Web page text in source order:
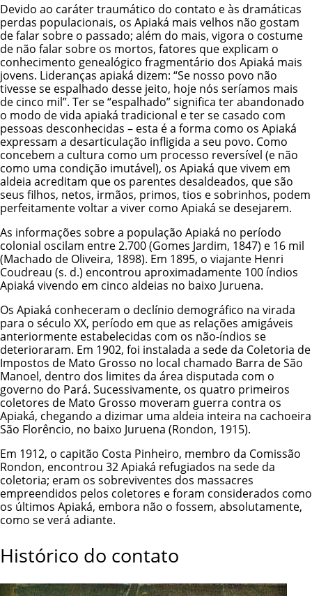
Devido ao caráter traumático do contato e às dramáticas
perdas populacionais, os Apiaká mais velhos não gostam
de falar sobre o passado; além do mais, vigora o costume
de não falar sobre os mortos, fatores que explicam o
conhecimento genealógico fragmentário dos Apiaká mais
jovens. Lideranças apiaká dizem: “Se nosso povo não
tivesse se espalhado desse jeito, hoje nós seríamos mais
de cinco mil”. Ter se “espalhado” significa ter abandonado
o modo de vida apiaká tradicional e ter se casado com
pessoas desconhecidas – esta é a forma como os Apiaká
expressam a desarticulação infligida a seu povo. Como
concebem a cultura como um processo reversível (e não
como uma condição imutável), os Apiaká que vivem em
aldeia acreditam que os parentes desaldeados, que são
seus filhos, netos, irmãos, primos, tios e sobrinhos, podem
perfeitamente voltar a viver como Apiaká se desejarem.
As informações sobre a população Apiaká no período
colonial oscilam entre 2.700 (Gomes Jardim, 1847) e 16 mil
(Machado de Oliveira, 1898). Em 1895, o viajante Henri
Coudreau (s. d.) encontrou aproximadamente 100 índios
Apiaká vivendo em cinco aldeias no baixo Juruena.
Os Apiaká conheceram o declínio demográfico na virada
para o século XX, período em que as relações amigáveis
anteriormente estabelecidas com os não-índios se
deterioraram. Em 1902, foi instalada a sede da Coletoria de
Impostos de Mato Grosso no local chamado Barra de São
Manoel, dentro dos limites da área disputada com o
governo do Pará. Sucessivamente, os quatro primeiros
coletores de Mato Grosso moveram guerra contra os
Apiaká, chegando a dizimar uma aldeia inteira na cachoeira
São Florêncio, no baixo Juruena (Rondon, 1915).
Em 1912, o capitão Costa Pinheiro, membro da Comissão
Rondon, encontrou 32 Apiaká refugiados na sede da
coletoria; eram os sobreviventes dos massacres
empreendidos pelos coletores e foram considerados como
os últimos Apiaká, embora não o fossem, absolutamente,
como se verá adiante.
Histórico do contato